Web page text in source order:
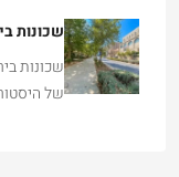
שכונות
של